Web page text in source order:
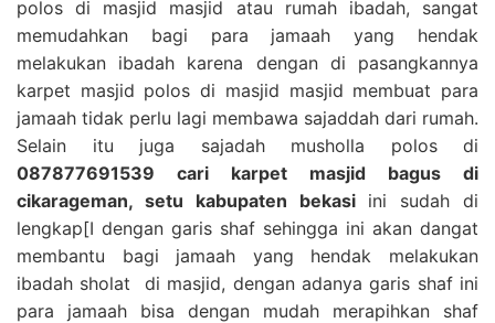
polos di masjid masjid atau rumah ibadah, sangat
memudahkan bagi para jamaah yang hendak
melakukan ibadah karena dengan di pasangkannya
karpet masjid polos di masjid masjid membuat para
jamaah tidak perlu lagi membawa sajaddah dari rumah.
Selain itu juga sajadah musholla polos di
087877691539 cari karpet masjid bagus di
cikarageman, setu kabupaten bekasi ini sudah di
lengkap[I dengan garis shaf sehingga ini akan dangat
membantu bagi jamaah yang hendak melakukan
ibadah sholat di masjid, dengan adanya garis shaf ini
para jamaah bisa dengan mudah merapihkan shaf